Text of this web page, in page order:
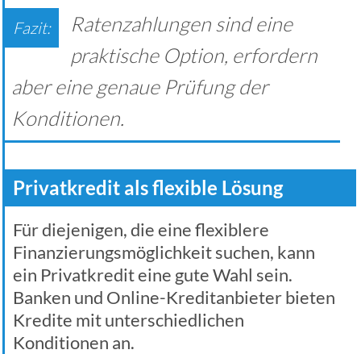
Ratenzahlungen sind eine
praktische Option, erfordern
aber eine genaue Prüfung der
Konditionen.
Privatkredit als flexible Lösung
Für diejenigen, die eine flexiblere
Finanzierungsmöglichkeit suchen, kann
ein Privatkredit eine gute Wahl sein.
Banken und Online-Kreditanbieter bieten
Kredite mit unterschiedlichen
Konditionen an.